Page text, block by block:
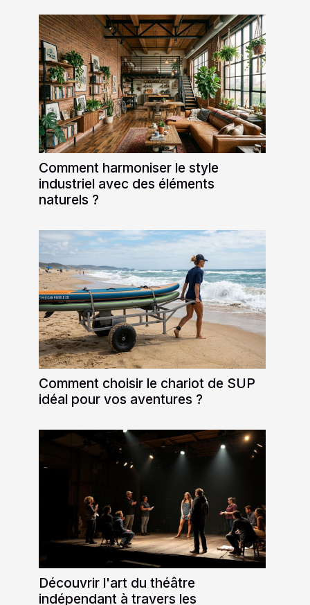
Comment harmoniser le style
industriel avec des éléments
naturels ?
Comment choisir le chariot de SUP
idéal pour vos aventures ?
Découvrir l'art du théâtre
indépendant à travers les